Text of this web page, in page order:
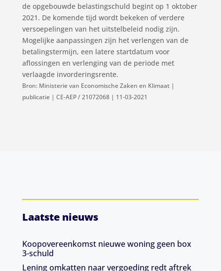
de opgebouwde belastingschuld begint op 1 oktober
2021. De komende tijd wordt bekeken of verdere
versoepelingen van het uitstelbeleid nodig zijn.
Mogelijke aanpassingen zijn het verlengen van de
betalingstermijn, een latere startdatum voor
aflossingen en verlenging van de periode met
verlaagde invorderingsrente.
Bron: Ministerie van Economische Zaken en Klimaat |
publicatie | CE-AEP / 21072068 | 11-03-2021
Laatste nieuws
Koopovereenkomst nieuwe woning geen box
3-schuld
Lening omkatten naar vergoeding redt aftrek